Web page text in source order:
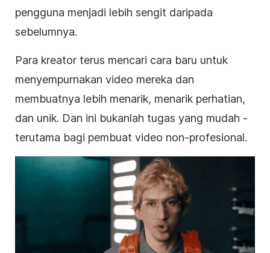
pengguna menjadi lebih sengit daripada
sebelumnya.
Para kreator terus mencari cara baru untuk
menyempurnakan video mereka dan
membuatnya lebih menarik, menarik perhatian,
dan unik. Dan ini bukanlah tugas yang mudah -
terutama bagi pembuat video non-profesional.